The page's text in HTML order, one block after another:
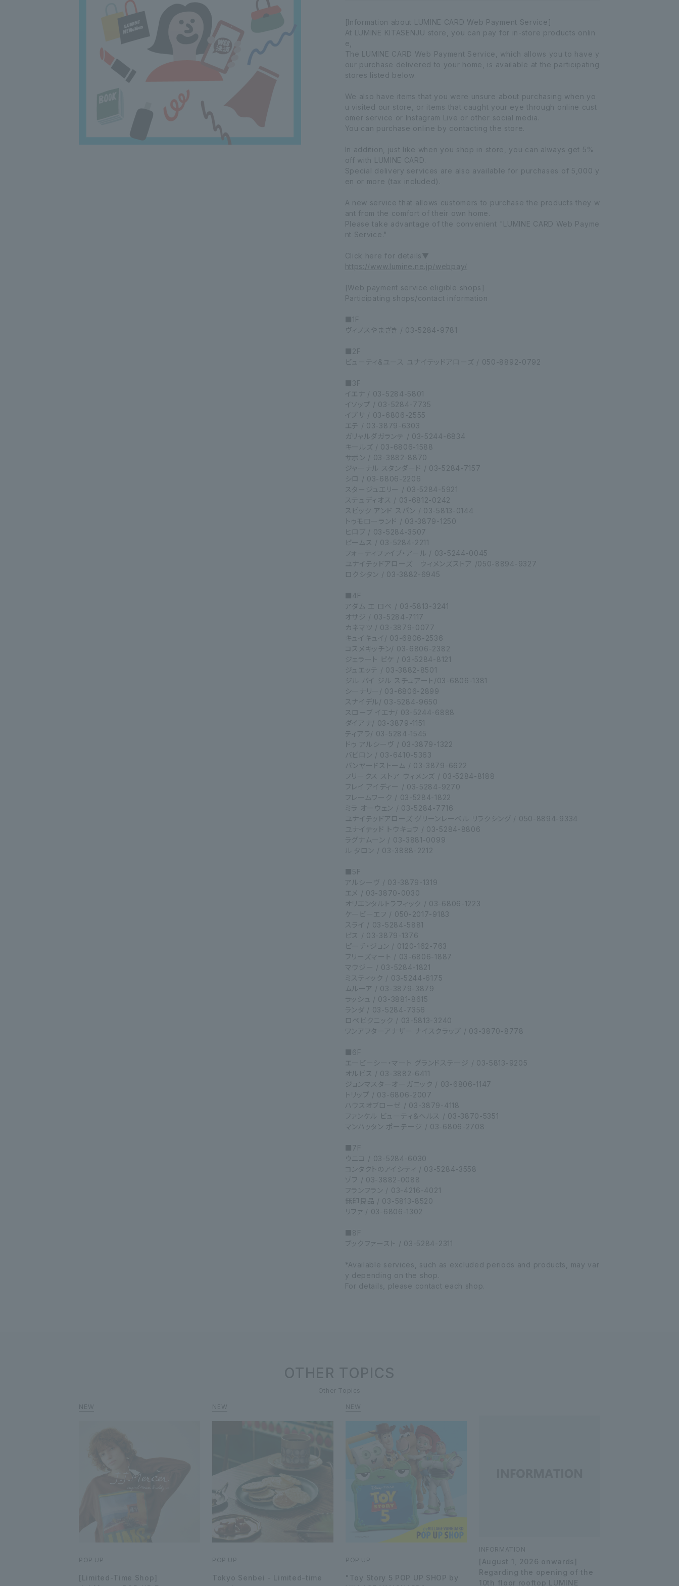
[Information about LUMINE CARD Web Payment Service]
At LUMINE KITASENJU store, you can pay for in-store products onlin
e,
The LUMINE CARD Web Payment Service, which allows you to have y
our purchase delivered to your home, is available at the participating
stores listed below.
We also have items that you were unsure about purchasing when yo
u visited our store, or items that caught your eye through online cust
omer service or Instagram Live or other social media.
You can purchase online by contacting the store.
In addition, just like when you shop in store, you can always get 5%
off with LUMINE CARD.
Special delivery services are also available for purchases of 5,000 y
en or more (tax included).
A new service that allows customers to purchase the products they w
ant from the comfort of their own home.
Please take advantage of the convenient "LUMINE CARD Web Payme
nt Service."
Click here for details▼
https://www.lumine.ne.jp/webpay/
[Web payment service eligible shops]
Participating shops/contact information
■1F
ヴィノスやまざき / 03-5284-9781
■2F
ビューティ&ユース ユナイテッドアローズ / 050-8892-0792
■3F
イエナ / 03-5284-5801
イソップ / 03-5284-7735
イプサ / 03-6806-2555
エテ / 03-3879-6303
ガリャルダガランテ / 03-5244-6834
キールズ / 03-6806-1588
サボン / 03-3882-8870
ジャーナル スタンダード / 03-5284-7157
シロ / 03-6806-2206
スタージュエリー / 03-5284-5921
ステュディオス / 03-6812-0242
スピック アンド スパン / 03-5813-0144
トゥモローランド / 03-3879-1250
ヒロブ / 03-5284-3507
ビームス / 03-5284-2211
フォーティファイブ・アール / 03-5244-0045
ユナイテッドアローズ ウィメンズストア /050-8894-9327
ロクシタン / 03-3882-6945
■4F
アダム エ ロペ / 03-5813-3241
オサジ / 03-5284-7117
カネマツ / 03-3879-0077
キュイキュイ/ 03-6806-2536
コスメキッチン/ 03-6806-2382
ジェラート ピケ / 03-5284-8121
ジュエッテ / 03-3882-8501
ジル バイ ジル スチュアート/03-6806-1381
シーナリー/ 03-6806-2899
スナイデル/ 03-5284-9650
スローブ イエナ/ 03-5244-6888
ダイアナ/ 03-3879-1151
ティアラ/ 03-5284-1545
ドゥ アルシーヴ / 03-3879-1322
バビロン / 03-6410-5363
バンヤードストーム / 03-3879-6622
フリークス ストア ウィメンズ / 03-5284-8188
フレイ アイディー / 03-5284-9270
フレームワーク / 03-5284-1822
ミラ オーウェン / 03-5284-7716
ユナイテッドアローズ グリーンレーベル リラクシング / 050-8894-9334
ユナイテッド トウキョウ / 03-5284-8806
ラグナムーン / 03-3881-0099
ル タロン / 03-3888-2212
■5F
アルシーヴ / 03-3879-1319
エメ / 03-3870-0030
オリエンタルトラフィック / 03-6806-1223
ケービーエフ / 050-2017-9183
スライ / 03-5284-5881
ビス / 03-3879-1376
ピーチ・ジョン / 0120-162-763
フリーズマート / 03-6806-1887
マウジー / 03-5284-1821
ミスティック / 03-5244-6175
ムルーア / 03-3879-3879
ラッシュ / 03-3881-8615
ランダ / 03-5284-7356
ロペピクニック / 03-5813-3240
ワンアフターアナザー ナイスクラップ / 03-3870-8778
■6F
エービーシー・マート グランドステージ / 03-5813-9205
オルビス / 03-3882-6411
ジョンマスターオーガニック / 03-6806-1147
トリップ / 03-6806-2007
ハウスオブローゼ / 03-3879-4118
ファンケル ビューティ＆ヘルス / 03-3870-5351
マンハッタン ポーテージ / 03-6806-2708
■7F
ウニコ / 03-5284-6030
コンタクトのアイシティ / 03-5284-3558
ゾフ / 03-3882-0088
フランフラン / 03-4216-4021
無印良品 / 03-5813-8520
リファ / 03-6806-1302
■8F
ブックファースト / 03-5284-2311
*Available services, such as excluded periods and products, may var
y depending on the shop.
For details, please contact each shop.
OTHER TOPICS
Other Topics
POP UP
[Limited-Time Shop]
POP UP
Tokyo Senbei - Limited-time
POP UP
"Toy Story 5 POP UP SHOP by
INFORMATION
[August 1, 2026 onwards]
Regarding the opening of the
10th floor rooftop LUMINE